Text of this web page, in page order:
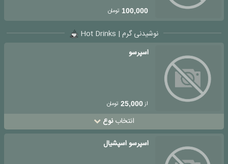
100,000 تومان
نوشیدنی گرم | Hot Drinks
اسپرسو
از25,000 تومان
انتخابنوع
اسپرسو اسپشیال